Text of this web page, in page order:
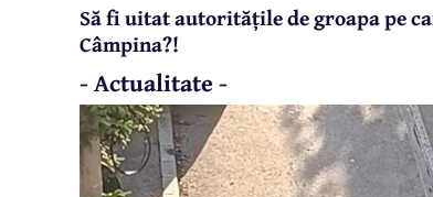
Să fi uitat autoritățile de groapa pe
Câmpina?!
- Actualitate -